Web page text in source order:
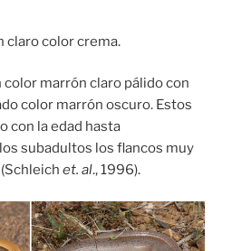
claro color crema.
marrón claro pálido con
color marrón oscuro. Estos
con la edad hasta
subadultos los flancos muy
et. al., 1996).